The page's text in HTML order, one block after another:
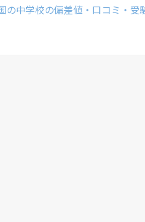
の中学校の偏差値・口コミ・受